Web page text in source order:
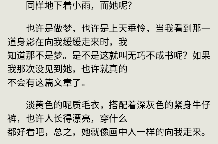
同样地下着小雨，而她呢？
也许是做梦，也许是上天垂怜，当我看到那一
道身影在向我缓缓走来时，我
知道那不是梦。是不是这就叫无巧不成书呢？如果
我那次没见到她，也许就真的
不会有这篇文章了。
淡黄色的呢质毛衣，搭配着深灰色的紧身牛仔
裤，也许人长得漂亮，穿什么
都好看吧，总之，她就像画中人一样的向我走来。